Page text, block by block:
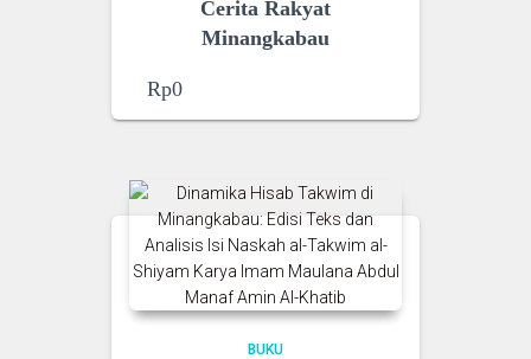
Cerita Rakyat
Minangkabau
Rp0
BUKU